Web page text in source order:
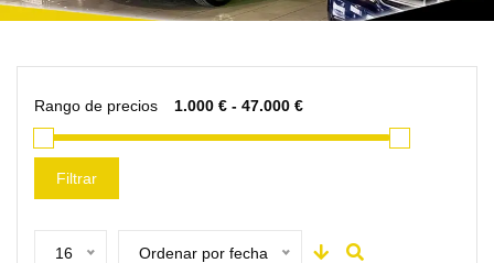
Rango de precios
Filtrar
16 Ordenar por fecha